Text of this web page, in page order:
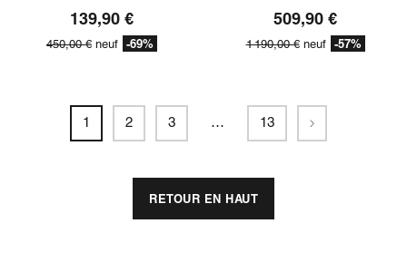
139,90 €
450,00 € neuf -69%
509,90 €
1 190,00 €neuf -57%
1 2 3 … 13 Suivant
RETOUR EN HAUT